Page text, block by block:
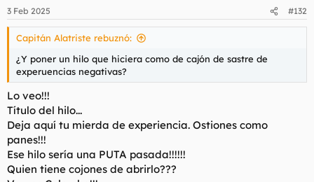
e
s
3 Feb 2025 #132
Capitán Alatriste rebuznó:
¿Y poner un hilo que hiciera como de cajón de sastre de
experuencias negativas?
Lo veo!!!
Título del hilo...
Deja aquí tu mierda de experiencia. Ostiones como
panes!!!
Ese hilo sería una PUTA pasada!!!!!!
Quien tiene cojones de abrirlo???